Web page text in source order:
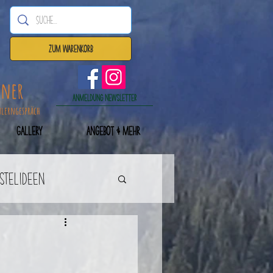
Anmeldung Newsletter
Zum Warenkorb
Gallery Angebot & mehr